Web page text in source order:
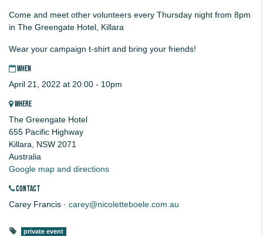
Come and meet other volunteers every Thursday night from 8pm
in The Greengate Hotel, Killara
Wear your campaign t-shirt and bring your friends!
WHEN
April 21, 2022 at 20:00 - 10pm
WHERE
The Greengate Hotel
655 Pacific Highway
Killara, NSW 2071
Australia
Google map and directions
CONTACT
Carey Francis · carey@nicoletteboele.com.au
private event